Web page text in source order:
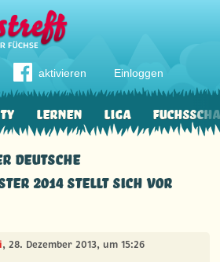
aktivieren Einloggen
Lernen Liga
deutsche
2014 stellt sich vor
, 28. Dezember 2013, um 15:26